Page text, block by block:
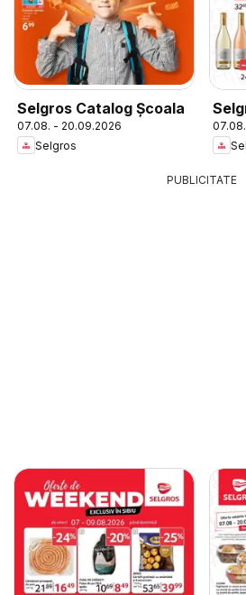
Selgros Catalog Şcoala
07.08. - 20.09.2026
Selgros
PUBLICITATE